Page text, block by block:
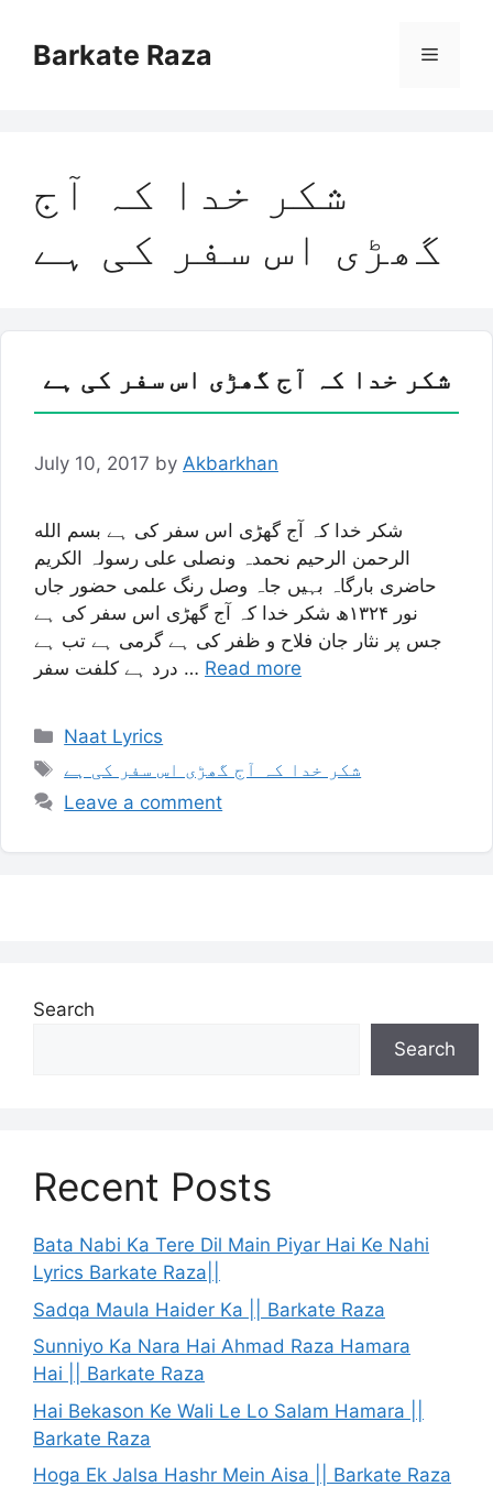
contentBarkate Raza Menu
شکر خدا کہ آج
گھڑی اس سفر کی ہے
شکر خدا کہ آج گھڑی اس سفر کی ہے
July 10, 2017 by Akbarkhan
شکر خدا کہ آج گھڑی اس سفر کی ہے بسم الله
الرحمن الرحیم نحمدہ ونصلی علی رسولہ الکریم
حاضری بارگاہ بہیں جاہ وصل رنگ علمی حضور جاں
نور ۱۳۲۴ھ شکر خدا کہ آج گھڑی اس سفر کی ہے
جس پر نثار جان فلاح و ظفر کی ہے گرمی ہے تب ہے
درد ہے کلفت سفر … Read more
Categories
Naat Lyrics
Tags
شکر خدا کہ آج گھڑی اس سفر کی ہے
Leave a comment
Search
Search
Recent Posts
Bata Nabi Ka Tere Dil Main Piyar Hai Ke Nahi
Lyrics Barkate Raza||
Sadqa Maula Haider Ka || Barkate Raza
Sunniyo Ka Nara Hai Ahmad Raza Hamara
Hai || Barkate Raza
Hai Bekason Ke Wali Le Lo Salam Hamara ||
Barkate Raza
Hoga Ek Jalsa Hashr Mein Aisa || Barkate Raza